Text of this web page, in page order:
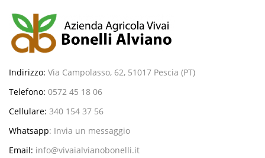
Indirizzo: Via Campolasso, 62, 51017 Pescia (PT)
Telefono: 0572 45 18 06
Cellulare: 340 154 37 56
Whatsapp: Invia un messaggio
Email: info@vivaialvianobonelli.it